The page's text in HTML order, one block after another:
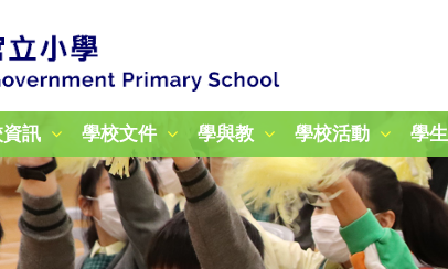
訊 學校文件 學與教 學校活動 學